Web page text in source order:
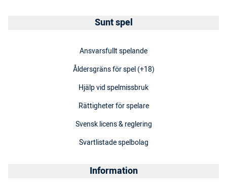
Sunt spel
Ansvarsfullt spelande
Åldersgräns för spel (+18)
Hjälp vid spelmissbruk
Rättigheter för spelare
Svensk licens & reglering
Svartlistade spelbolag
Information